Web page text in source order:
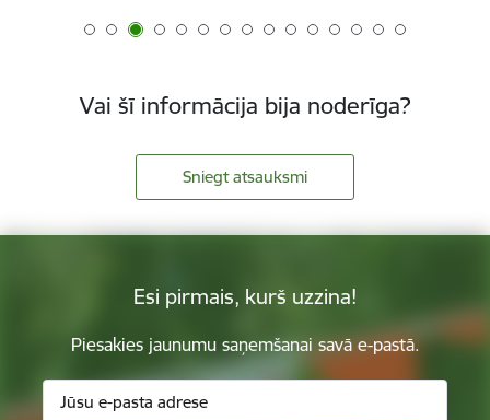
Vai šī informācija bija noderīga?
Sniegt atsauksmi
Esi pirmais, kurš uzzina!
Piesakies jaunumu saņemšanai savā e-pastā.